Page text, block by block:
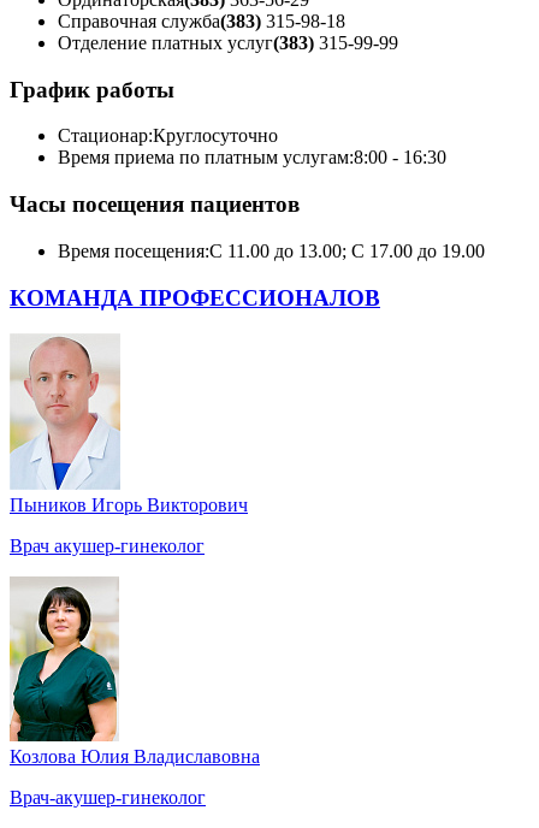
Справочная служба(383) 315-98-18
Отделение платных услуг(383) 315-99-99
График работы
Стационар:Круглосуточно
Время приема по платным услугам:8:00 - 16:30
Часы посещения пациентов
Время посещения:С 11.00 до 13.00; С 17.00 до 19.00
КОМАНДА ПРОФЕССИОНАЛОВ
Пыников Игорь Викторович
Врач акушер-гинеколог
Козлова Юлия Владиславовна
Врач-акушер-гинеколог